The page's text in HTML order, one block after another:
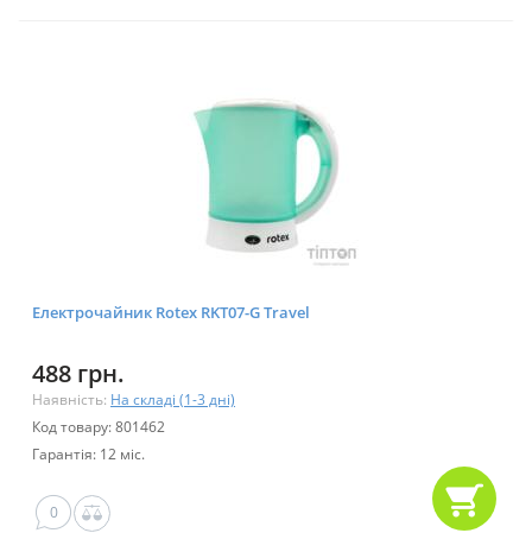
Електрочайник Rotex RKT07-G Travel
488 грн.
Наявність: На складі (1-3 дні)
Код товару: 801462
Гарантія: 12 міс.
0